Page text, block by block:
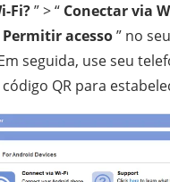
Fi?” > “ Conectar via
Permitir acesso” no
seguida, use seu
QR para